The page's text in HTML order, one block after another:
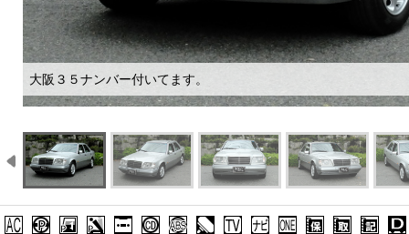
大阪３５ナンバー付いてます。
エアコン/クーラー
パワーステアリング
パワーウィンドウ
パワーシート
カセット/ステレオ
CD(CDチェンジャー)
ABS エアバッグ
TV ナビ 新車時保証書
取扱説明書整備手帳
ワ